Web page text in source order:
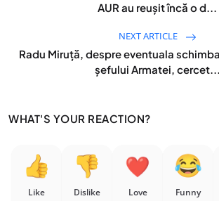
AUR au reușit încă o d...
NEXT ARTICLE
Radu Miruță, despre eventuala
șefului Armatei, cercet...
WHAT'S YOUR REACTION?
Like Dislike Love Funny